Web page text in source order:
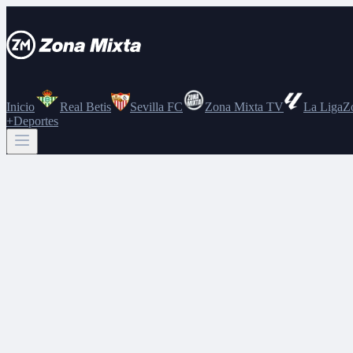
Inicio Real Betis Sevilla FC Zona Mixta TV La Liga
+Deportes